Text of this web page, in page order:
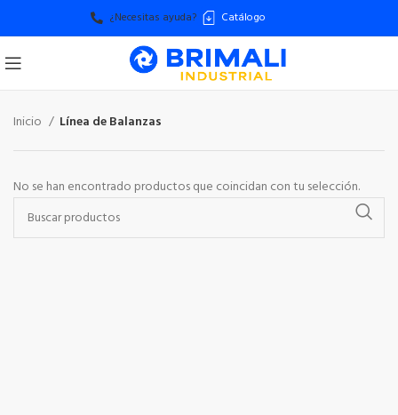
¿Necesitas ayuda? Catálogo
Inicio Línea de Balanzas
No se han encontrado productos que coincidan con tu selección.